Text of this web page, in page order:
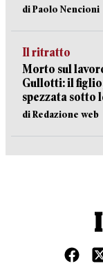
di Paolo Nencioni
Il ritratto
Morto sul
Gullotti: il
spezzata sotto
di Redazione web